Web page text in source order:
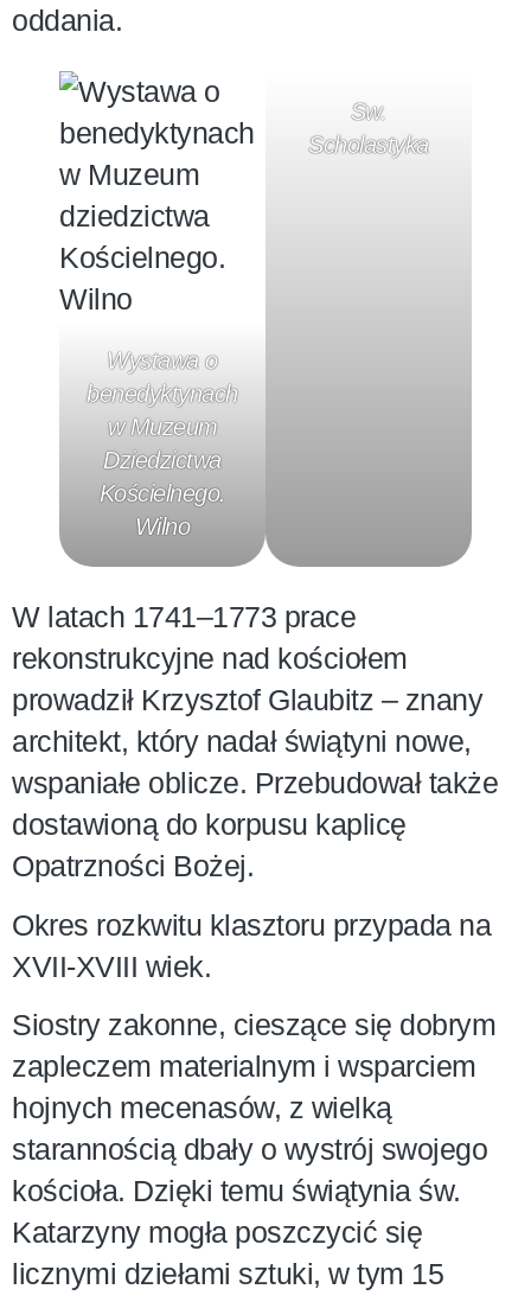
oddania.
Wystawa o
benedyktynach
w Muzeum
Dziedzictwa
Kościelnego.
Wilno
Sw.
Scholastyka
W latach 1741–1773 prace
rekonstrukcyjne nad kościołem
prowadził Krzysztof Glaubitz – znany
architekt, który nadał świątyni nowe,
wspaniałe oblicze. Przebudował także
dostawioną do korpusu kaplicę
Opatrzności Bożej.
Okres rozkwitu klasztoru przypada na
XVII-XVIII wiek.
Siostry zakonne, cieszące się dobrym
zapleczem materialnym i wsparciem
hojnych mecenasów, z wielką
starannością dbały o wystrój swojego
kościoła. Dzięki temu świątynia św.
Katarzyny mogła poszczycić się
licznymi dziełami sztuki, w tym 15